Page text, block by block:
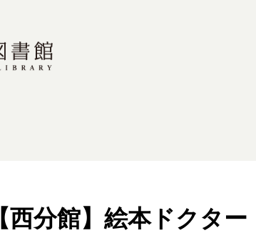
【西分館】絵本ドクター